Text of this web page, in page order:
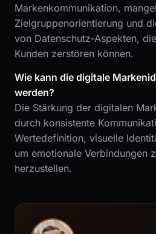
Markenkommunikation,
Zielgruppenorientierung und
von Datenschutz-Aspekten,
Kunden zerstören können.
Wie kann die digitale
werden?
Die Stärkung der digitalen
durch konsistente
Wertedefinition, visuelle
um emotionale Verbindungen
herzustellen.